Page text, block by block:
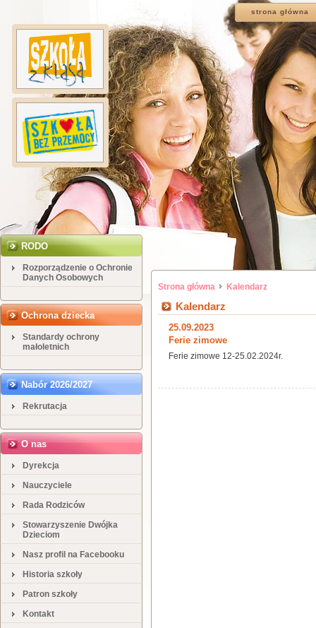
strona główna
RODO
Rozporządzenie o Ochronie
Danych Osobowych
Ochrona dziecka
Standardy ochrony
małoletnich
Nabór 2026/2027
Rekrutacja
O nas
Dyrekcja
Nauczyciele
Rada Rodziców
Stowarzyszenie Dwójka
Dzieciom
Nasz profil na Facebooku
Historia szkoły
Patron szkoły
Kontakt
Strona główna Kalendarz
Kalendarz
25.09.2023
Ferie zimowe
Ferie zimowe 12-25.02.2024r.